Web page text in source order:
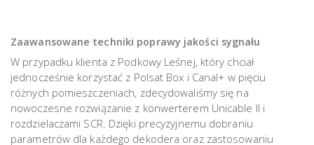
Zaawansowane techniki poprawy jakości sygnału
W przypadku klienta z Podkowy Leśnej, który chciał
jednocześnie korzystać z Polsat Box i Canal+ w pięciu
różnych pomieszczeniach, zdecydowaliśmy się na
nowoczesne rozwiązanie z konwerterem Unicable II i
rozdzielaczami SCR. Dzięki precyzyjnemu dobraniu
parametrów dla każdego dekodera oraz zastosowaniu